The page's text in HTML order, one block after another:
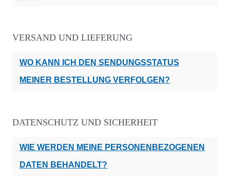
VERSAND UND LIEFERUNG
WO KANN ICH DEN SENDUNGSSTATUS
MEINER BESTELLUNG VERFOLGEN?
DATENSCHUTZ UND SICHERHEIT
WIE WERDEN MEINE PERSONENBEZOGENEN
DATEN BEHANDELT?